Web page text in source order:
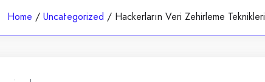
Home / Uncategorized / Hackerların Veri Zehirleme Teknikleri